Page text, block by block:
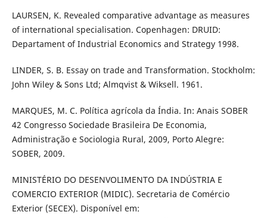
LAURSEN, K. Revealed comparative advantage as measures
of international specialisation. Copenhagen: DRUID:
Departament of Industrial Economics and Strategy 1998.
LINDER, S. B. Essay on trade and Transformation. Stockholm:
John Wiley & Sons Ltd; Almqvist & Wiksell. 1961.
MARQUES, M. C. Política agrícola da Índia. In: Anais SOBER
42 Congresso Sociedade Brasileira De Economia,
Administração e Sociologia Rural, 2009, Porto Alegre:
SOBER, 2009.
MINISTÉRIO DO DESENVOLIMENTO DA INDÚSTRIA E
COMERCIO EXTERIOR (MIDIC). Secretaria de Comércio
Exterior (SECEX). Disponível em: